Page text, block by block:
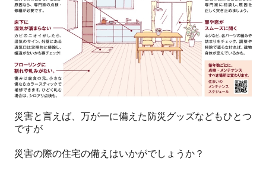
災害と言えば、万が一に備えた防災グッズなどもひとつ
ですが
災害の際の住宅の備えはいかがでしょうか？